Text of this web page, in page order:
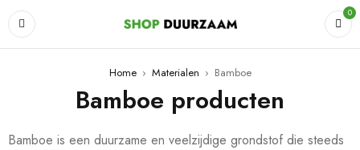
0
Home › Materialen › Bamboe
Bamboe producten
Bamboe is een duurzame en veelzijdige grondstof die steeds